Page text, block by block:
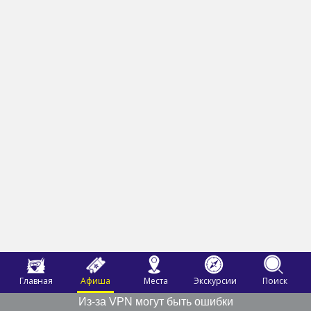
Главная Афиша Места Экскурсии
Поиск
Из-за VPN могут быть ошибки